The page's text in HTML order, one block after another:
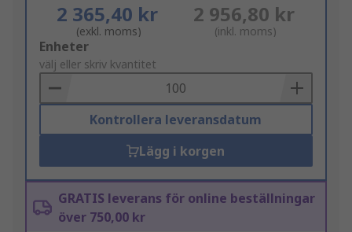
2 365,40 kr
(exkl. moms)
2 956,80 kr
(inkl. moms)
Add
to
Basket
Enheter
välj eller skriv kvantitet
Kontrollera leveransdatum
Lägg i korgen
GRATIS leverans för online beställningar
över 750,00 kr